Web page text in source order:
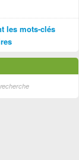
les mots-clés